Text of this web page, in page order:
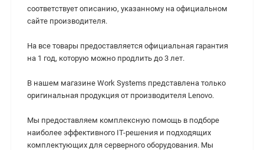
cоответствует описанию, указанному на официальном
сайте производителя.
На все товары предоставляется официальная гарантия
на 1 год, которую можно продлить до 3 лет.
В нашем магазине Work Systems представлена только
оригинальная продукция от производителя Lenovo.
Мы предоставляем комплексную помощь в подборе
наиболее эффективного IT-решения и подходящих
комплектующих для серверного оборудования. Мы